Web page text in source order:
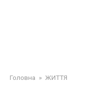
Головна » ЖИТТЯ